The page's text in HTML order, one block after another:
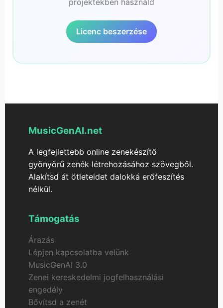
projektekben használd
Licenc beszerzése
MusicGenAI.net
A legfejlettebb online zenekészítő
gyönyörű zenék létrehozásához szövegből.
Alakítsd át ötleteidet dalokká erőfeszítés
nélkül.
Támogatás
Árazás
Lépjen kapcsolatba velünk
MusicGenAI 3.0
Zenei kereskedelmi jogfelhasználási
engedély
Bővítsd a zenét